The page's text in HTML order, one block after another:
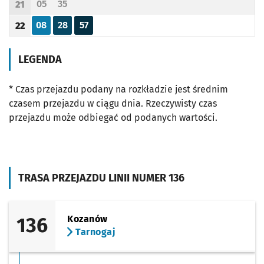
TRASA PRZEJAZDU LINII NUMER 136
136
Kozanów
Tarnogaj
Godzina odjazdu
21
Odjazd
05
minut po godzinie 21
Odjazd
35
minut po godzinie 21
Godzina odjazdu
22
Odjazd
08
minut po godzinie 22
Odjazd
28
minut po godzinie 22
Odjazd
57
minut po godzinie 22
LEGENDA
* Czas przejazdu podany na rozkładzie jest średnim
czasem przejazdu w ciągu dnia. Rzeczywisty czas
przejazdu może odbiegać od podanych wartości.